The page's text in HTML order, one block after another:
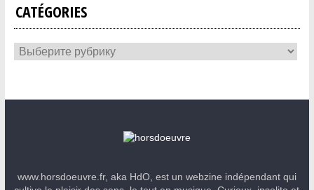
CATÉGORIES
www.horsdoeuvre.fr, aka HdO, est un webzine indépendant qui